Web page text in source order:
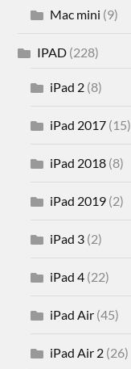
Mac mini (9)
IPAD (228)
iPad 2 (8)
iPad 2017 (15)
iPad 2018 (8)
iPad 2019 (2)
iPad 3 (2)
iPad 4 (22)
iPad Air (45)
iPad Air 2 (26)